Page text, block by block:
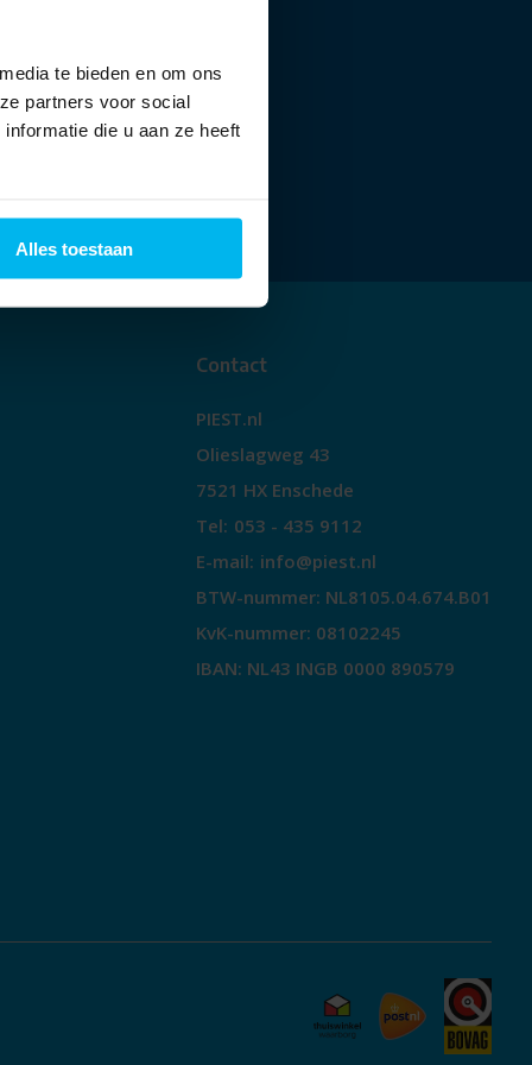
te bieden en om ons
partners voor social
die u aan ze heeft
Alles toestaan
Contact
PIEST.nl
Olieslagweg 43
7521 HX Enschede
Tel: 053 - 435 9112
E-mail: info@piest.nl
BTW-nummer: NL8105.04.674.B01
KvK-nummer: 08102245
IBAN: NL43 INGB 0000 890579